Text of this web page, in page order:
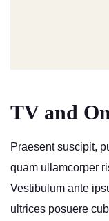
TV and
Praesent suscipit,
quam ullamcorper
Vestibulum ante
ultrices posuere